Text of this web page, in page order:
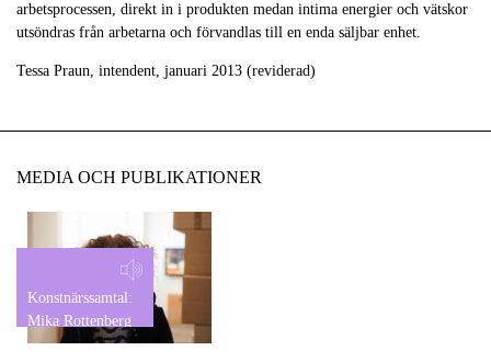
arbetsprocessen, direkt in i produkten medan intima energier och vätskor
utsöndras från arbetarna och förvandlas till en enda säljbar enhet.
Tessa Praun, intendent, januari 2013 (reviderad)
MEDIA OCH PUBLIKATIONER
Konstnärssamtal:
Mika Rottenberg